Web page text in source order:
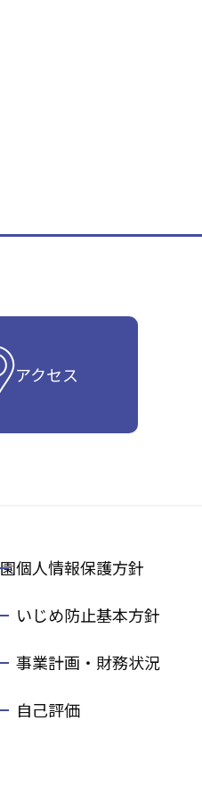
アクセス
個人情報保護方針
いじめ防止基本方針
事業計画・財務状況
自己評価